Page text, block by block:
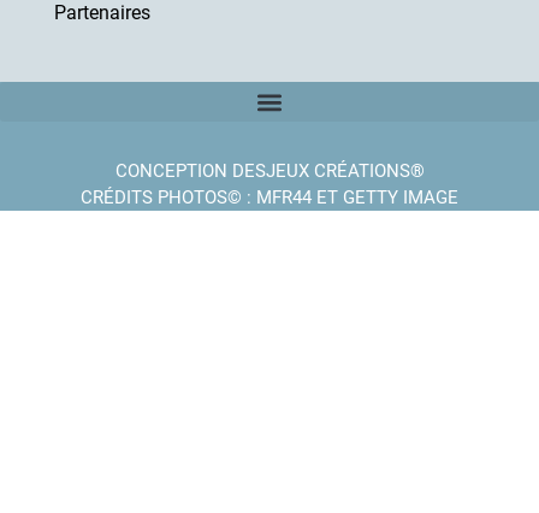
Partenaires
CONCEPTION DESJEUX CRÉATIONS®
CRÉDITS PHOTOS© : MFR44 ET GETTY IMAGE